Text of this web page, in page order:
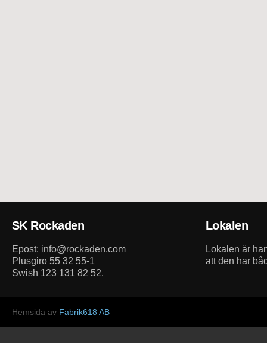
SK Rockaden
Epost: info@rockaden.com
Plusgiro 55 32 55-1
Swish 123 131 82 52.
Lokalen
Lokalen är
att den har
Hemsida av Fabrik618 AB